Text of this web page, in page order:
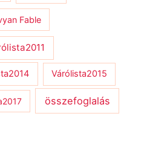
Fable
Várólista2015
összefoglalás